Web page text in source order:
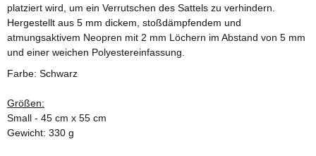
platziert wird, um ein Verrutschen des Sattels zu verhindern.
Hergestellt aus 5 mm dickem, stoßdämpfendem und
atmungsaktivem Neopren mit 2 mm Löchern im Abstand von 5 mm
und einer weichen Polyestereinfassung.
Farbe: Schwarz
Größen:
Small - 45 cm x 55 cm
Gewicht: 330 g